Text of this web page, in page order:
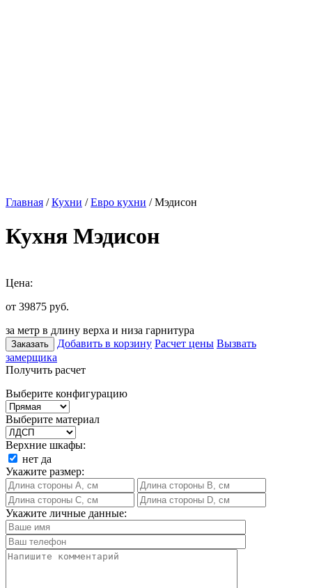
Главная /Кухни /Евро кухни / Мэдисон
Кухня Мэдисон
Цена:
от 39875 руб.
за метр в длину верха и низа гарнитура
Заказать Добавить в корзину Расчет цены Вызвать
замерщика
Получить расчет
Выберите конфигурацию
Выберите материал
Верхние шкафы:
нет да
Укажите размер:
Укажите личные данные: